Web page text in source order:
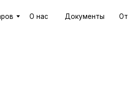
Отзывы
Документы
О нас